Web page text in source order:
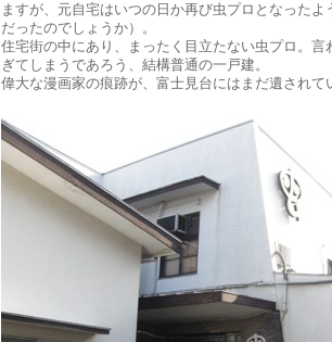
ますが、元自宅はいつの日か再び虫プロとなった
だったのでしょうか）。
住宅街の中にあり、まったく目立たない虫プロ。言
ぎてしまうであろう、結構普通の一戸建。
偉大な漫画家の痕跡が、富士見台にはまだ遺されて